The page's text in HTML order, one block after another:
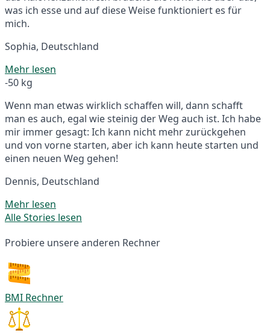
was ich esse und auf diese Weise funktioniert es für
mich.
Sophia, Deutschland
Mehr lesen
-50 kg
Wenn man etwas wirklich schaffen will, dann schafft
man es auch, egal wie steinig der Weg auch ist. Ich habe
mir immer gesagt: Ich kann nicht mehr zurückgehen
und von vorne starten, aber ich kann heute starten und
einen neuen Weg gehen!
Dennis, Deutschland
Mehr lesen
Alle Stories lesen
Probiere unsere anderen Rechner
BMI Rechner